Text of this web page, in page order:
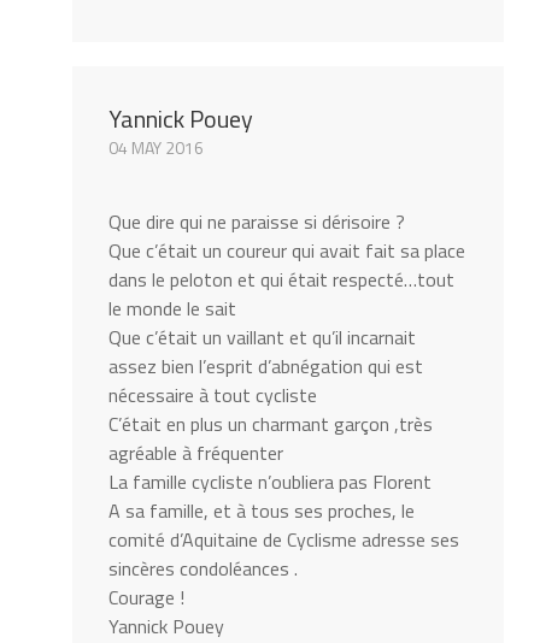
Yannick Pouey
04 MAY 2016
Que dire qui ne paraisse si dérisoire ?
Que c’était un coureur qui avait fait sa place
dans le peloton et qui était respecté…tout
le monde le sait
Que c’était un vaillant et qu’il incarnait
assez bien l’esprit d’abnégation qui est
nécessaire à tout cycliste
C’était en plus un charmant garçon ,très
agréable à fréquenter
La famille cycliste n’oubliera pas Florent
A sa famille, et à tous ses proches, le
comité d’Aquitaine de Cyclisme adresse ses
sincères condoléances .
Courage !
Yannick Pouey